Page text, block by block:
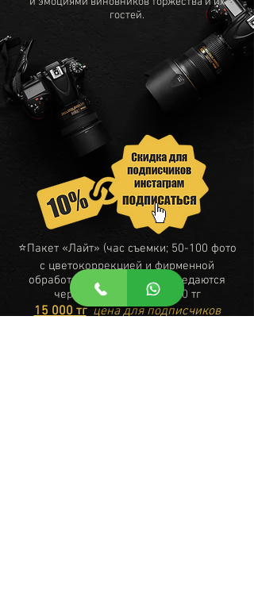
гостей.
⭐Пакет «Лайт» (час съемки; 50-100 фото
с цветокоррекцией и фирменной
обработкой; фотографии передаются
через «облако») - 17 000 тг
15 000 тг цена для подписчиков